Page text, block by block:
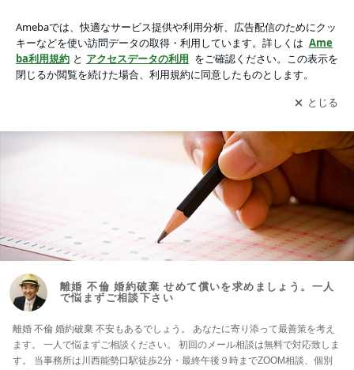
ご相談下さいアプリをダウンロードして ブログの更新通知
を受け取りまし
ょう。
開く
離婚 不倫 婚約破棄 せめて償いを求めましょう。一人
で悩まずご相談下さい
離婚 不倫 婚約破棄 不安もあるでしょう。 あなたに寄り添って最善策を考え
ます。 一人で悩まずご相談ください。 初回のメール相談は無料で対応致しま
す。 当事務所は川西能勢口駅徒歩2分・最終午後９時までZOOM相談、個別